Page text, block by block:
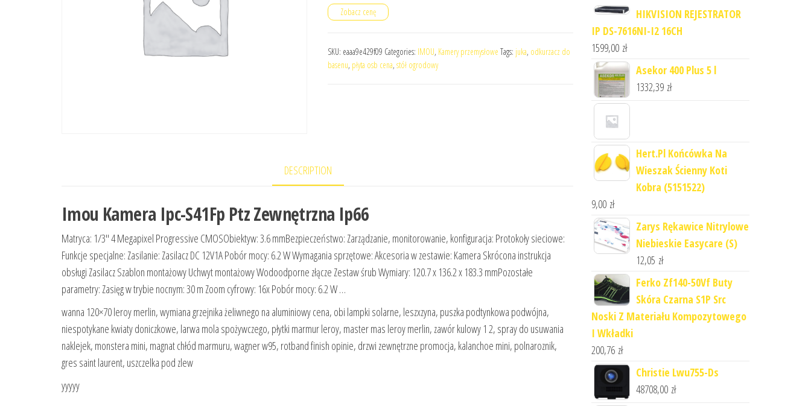
Zobacz cenę
SKU: eaaa9e429f09 Categories: IMOU, Kamery przemysłowe Tags: juka, odkurzacz do
basenu, płyta osb cena, stół ogrodowy
DESCRIPTION
Imou Kamera Ipc-S41Fp Ptz Zewnętrzna Ip66
Matryca: 1/3″ 4 Megapixel Progressive CMOSObiektyw: 3.6 mmBezpieczeństwo: Zarządzanie, monitorowanie, konfiguracja: Protokoły sieciowe:
Funkcje specjalne: Zasilanie: Zasilacz DC 12V1A Pobór mocy: 6.2 W Wymagania sprzętowe: Akcesoria w zestawie: Kamera Skrócona instrukcja
obsługi Zasilacz Szablon montażowy Uchwyt montażowy Wodoodporne złącze Zestaw śrub Wymiary: 120.7 x 136.2 x 183.3 mmPozostałe
parametry: Zasięg w trybie nocnym: 30 m Zoom cyfrowy: 16x Pobór mocy: 6.2 W …
wanna 120×70 leroy merlin, wymiana grzejnika żeliwnego na aluminiowy cena, obi lampki solarne, leszxzyna, puszka podtynkowa podwójna,
niespotykane kwiaty doniczkowe, larwa mola spożywczego, płytki marmur leroy, master mas leroy merlin, zawór kulowy 1 2, spray do usuwania
naklejek, monstera mini, magnat chłód marmuru, wagner w95, rotband finish opinie, drzwi zewnętrzne promocja, kalanchoe mini, polnaroznik,
gres saint laurent, uszczelka pod zlew
yyyyy
HIKVISION REJESTRATOR
IP DS-7616NI-I2 16CH
1599,00 zł
Asekor 400 Plus 5 l
1332,39 zł
Hert.Pl Końcówka Na
Wieszak Ścienny Koti
Kobra (5151522)
9,00 zł
Zarys Rękawice Nitrylowe
Niebieskie Easycare (S)
12,05 zł
Ferko Zf140-50Vf Buty
Skóra Czarna S1P Src
Noski Z Materiału Kompozytowego
I Wkładki
200,76 zł
Christie Lwu755-Ds
48708,00 zł